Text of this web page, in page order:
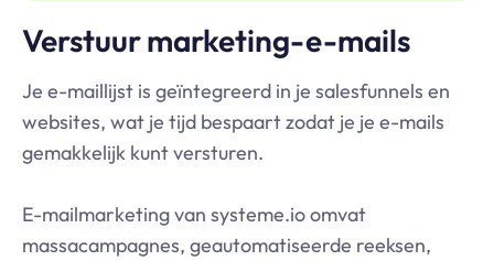
Verstuur marketing-e-mails
Je e-maillijst is geïntegreerd in je salesfunnels en
websites, wat je tijd bespaart zodat je je e-mails
gemakkelijk kunt versturen.
E-mailmarketing van systeme.ioomvat
massacampagnes, geautomatiseerde reeksen,